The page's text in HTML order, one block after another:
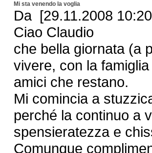
Mi sta venendo la voglia
Da [29.11.2008
Ciao Claudio
che bella giornata (a
vivere, con la
amici che restano.
Mi comincia a
perché la continuo a
spensieratezza e
Comunque